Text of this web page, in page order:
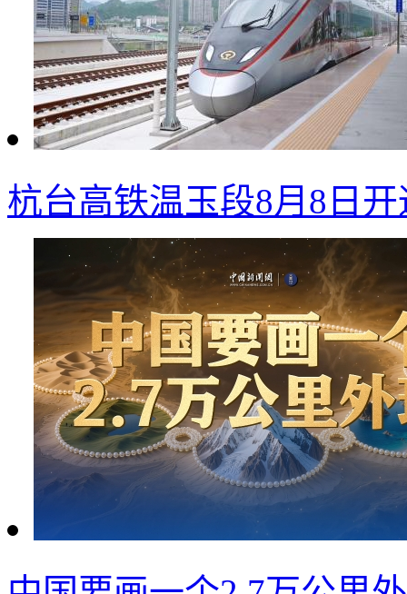
杭台高铁温玉段8月8日